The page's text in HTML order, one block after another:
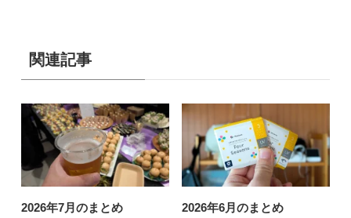
関連記事
2026年7月のまとめ 2026年6月のまとめ